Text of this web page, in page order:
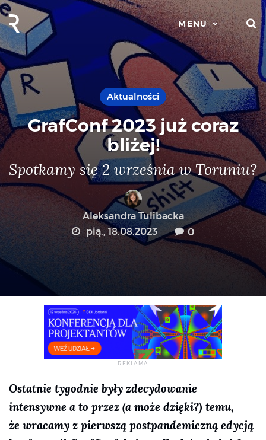
MENU
Aktualności
GrafConf 2023 już coraz
bliżej!
Spotkamy się 2 września w Toruniu?
Aleksandra Tulibacka
pią., 18.08.2023
0
Ostatnie tygodnie były zdecydowanie
intensywne a to przez (a może dzięki?) temu,
że wracamy z pierwszą postpandemiczną edycją